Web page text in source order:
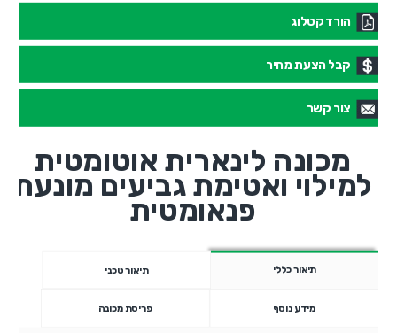
הורד קטלוג
קבל הצעת מחיר
צור קשר
מכונה לינארית אוטומטית
למילוי ואטימת גביעים מונעת
פנאומטית
תיאור כללי תיאור טכני
מידע נוסף פריסת מכונה